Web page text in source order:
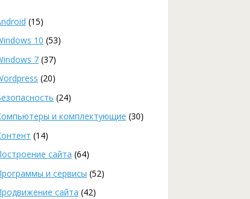
(15)
10 (53)
7 (37)
(20)
(24)
и комплектующие (30)
(14)
сайта (64)
и сервисы (52)
сайта (42)